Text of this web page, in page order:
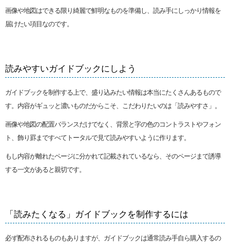
画像や地図はできる限り綺麗で鮮明なものを準備し、読み手にしっかり情報を
届けたい項目なのです。
読みやすいガイドブックにしよう
ガイドブックを制作する上で、盛り込みたい情報は本当にたくさんあるもので
す。内容がギュッと濃いものだからこそ、こだわりたいのは「読みやすさ」。
画像や地図の配置バランスだけでなく、背景と字の色のコントラストやフォン
ト、飾り罫まですべてトータルで見て読みやすいように作ります。
もし内容が離れたページに分かれて記載されているなら、そのページまで誘導
する一文があると親切です。
「読みたくなる」ガイドブックを制作するには
必ず配布されるものもありますが、ガイドブックは通常読み手自ら購入するの